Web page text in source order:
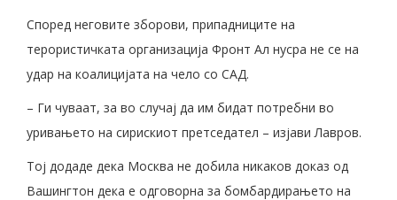
Според неговите зборови, припадниците на
терористичката организација Фронт Ал нусра не се на
удар на коалицијата на чело со САД.
– Ги чуваат, за во случај да им бидат потребни во
уривањето на сирискиот претседател – изјави Лавров.
Тој додаде дека Москва не добила никаков доказ од
Вашингтон дека е одговорна за бомбардирањето на